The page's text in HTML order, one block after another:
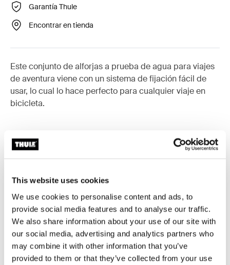
This website uses cookies
We use cookies to personalise content and ads, to
provide social media features and to analyse our traffic.
We also share information about your use of our site with
our social media, advertising and analytics partners who
may combine it with other information that you’ve
provided to them or that they’ve collected from your use
Garantía Thule
Encontrar en tienda
Este conjunto de alforjas a prueba de agua para viajes
de aventura viene con un sistema de fijación fácil de
usar, lo cual lo hace perfecto para cualquier viaje en
bicicleta.
Accesorios para Thule Shield